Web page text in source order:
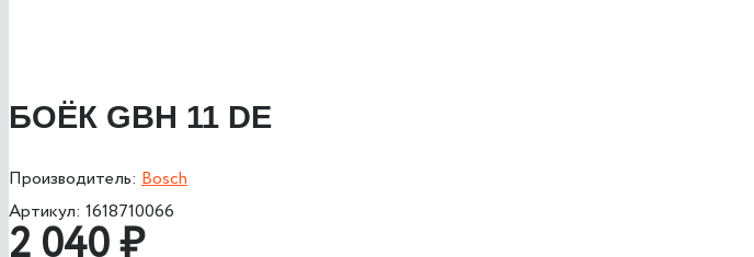
БОЁК GBH 11 DE
Производитель: Bosch
Артикул: 1618710066
2 040₽